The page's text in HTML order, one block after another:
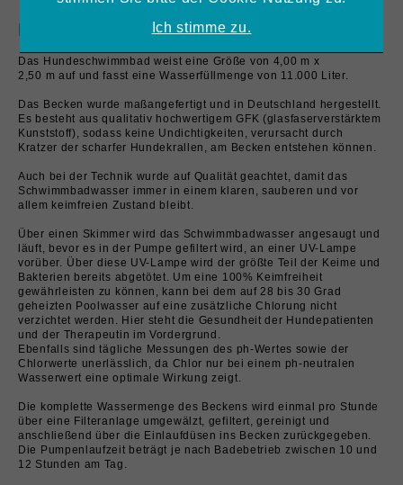
Das Hundeschwimmbad
Das Hundeschwimmbad weist eine Größe von 4,00 m x
2,50 m auf und fasst eine Wasserfüllmenge von 11.000 Liter.
Das Becken wurde maßangefertigt und in Deutschland hergestellt.
Es besteht aus qualitativ hochwertigem GFK (glasfaserverstärktem
Kunststoff), sodass keine Undichtigkeiten, verursacht durch
Kratzer der scharfer Hundekrallen, am Becken entstehen können.
Auch bei der Technik wurde auf Qualität geachtet, damit das
Schwimmbadwasser immer in einem klaren, sauberen und vor
allem keimfreien Zustand bleibt.
Über einen Skimmer wird das Schwimmbadwasser angesaugt und
läuft, bevor es in der Pumpe gefiltert wird, an einer UV-Lampe
vorüber. Über diese UV-Lampe wird der größte Teil der Keime und
Bakterien bereits abgetötet. Um eine 100% Keimfreiheit
gewährleisten zu können, kann bei dem auf 28 bis 30 Grad
geheizten Poolwasser auf eine zusätzliche Chlorung nicht
verzichtet werden. Hier steht die Gesundheit der Hundepatienten
und der Therapeutin im Vordergrund.
Ebenfalls sind tägliche Messungen des ph-Wertes sowie der
Chlorwerte unerlässlich, da Chlor nur bei einem ph-neutralen
Wasserwert eine optimale Wirkung zeigt.
Die komplette Wassermenge des Beckens wird einmal pro Stunde
über eine Filteranlage umgewälzt, gefiltert, gereinigt und
anschließend über die Einlaufdüsen ins Becken zurückgegeben.
Die Pumpenlaufzeit beträgt je nach Badebetrieb zwischen 10 und
12 Stunden am Tag.
Ich stimme zu.